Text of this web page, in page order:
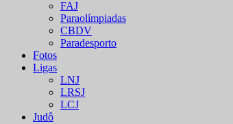
FAJ
Paraolímpiadas
CBDV
Paradesporto
Fotos
Ligas
LNJ
LRSJ
LCJ
Judô